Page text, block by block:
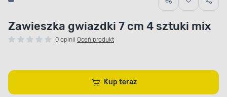
Zawieszka gwiazdki 7 cm 4 sztuki mix
0 opinii Oceń produkt
Kup teraz